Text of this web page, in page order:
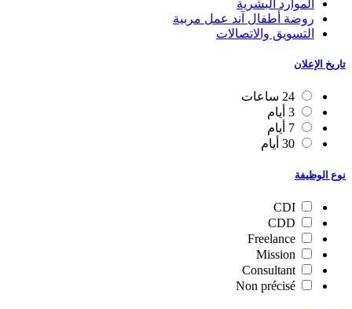
الموارد البشرية
روضة أطفال آند عمل مربية
التسويق والاتصالات
تاريخ الإعلان
24 ساعات
3 أيام
7 أيام
30 أيام
نوع الوظيفة
CDI
CDD
Freelance
Mission
Consultant
Non précisé